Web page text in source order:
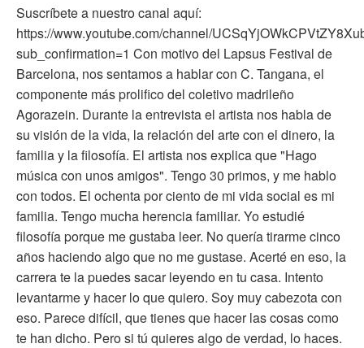
Suscríbete a nuestro canal aquí:
https://www.youtube.com/channel/
sub_confirmation=1 Con motivo del Lapsus Festival de
Barcelona, nos sentamos a hablar con C. Tangana, el
componente más prolifico del coletivo madrileño
Agorazein. Durante la entrevista el artista nos habla de
su visión de la vida, la relación del arte con el dinero, la
familia y la filosofía. El artista nos explica que "Hago
música con unos amigos". Tengo 30 primos, y me hablo
con todos. El ochenta por ciento de mi vida social es mi
familia. Tengo mucha herencia familiar. Yo estudié
filosofía porque me gustaba leer. No quería tirarme cinco
años haciendo algo que no me gustase. Acerté en eso, la
carrera te la puedes sacar leyendo en tu casa. Intento
levantarme y hacer lo que quiero. Soy muy cabezota con
eso. Parece difícil, que tienes que hacer las cosas como
te han dicho. Pero si tú quieres algo de verdad, lo haces.